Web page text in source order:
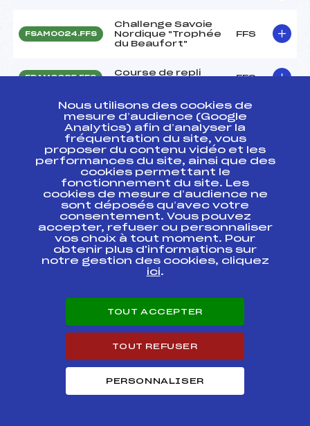
FSAM0024.FFS
Challenge Savoie
Nordique "Trophée
du Beaufort"
FFS
FDAM0025.FFS
Course de repli
FFS
FNAM0013.FFS
NORDIC
CHALLENGE FFS
(Dimanche 6/12)
FFS
FNAM0014.FFS
NORDIC
CHALLENGE FFS
(Samedi 5/12)
Résultats Nordique 2009
Codex Course Cat.
FAUM0116.FFS La Montagnoune FFS
Grand prix de LA
BOURBOULE
Nous utilisons des cookies de
mesure d’audience (Google
Analytics) afin d’analyser la
fréquentation du site, vous
proposer du contenu vidéo et les
performances du site, ainsi que des
cookies permettant le
fonctionnement du site. Les
cookies de mesure d’audience ne
sont déposés qu’avec votre
consentement. Vous pouvez
accepter, refuser ou personnaliser
vos choix à tout moment. Pour
obtenir plus d'informations sur
notre gestion des cookies, cliquez
ici.
TOUT ACCEPTER
TOUT REFUSER
PERSONNALISER